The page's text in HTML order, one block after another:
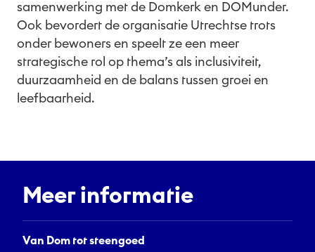
samenwerking met de Domkerk en DOMunder.
Ook bevordert de organisatie Utrechtse trots
onder bewoners en speelt ze een meer
strategische rol op thema’s als inclusiviteit,
duurzaamheid en de balans tussen groei en
leefbaarheid.
Meer informatie
Van Dom tot steengoed